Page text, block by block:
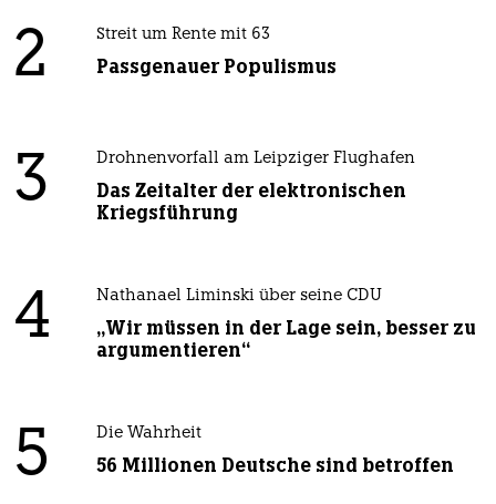
2 Streit um Rente mit 63
Passgenauer Populismus
3 Drohnenvorfall am Leipziger Flughafen
Das Zeitalter der elektronischen
Kriegsführung
4 Nathanael Liminski über seine CDU
„Wir müssen in der Lage sein, besser zu
argumentieren“
5 Die Wahrheit
56 Millionen Deutsche sind betroffen